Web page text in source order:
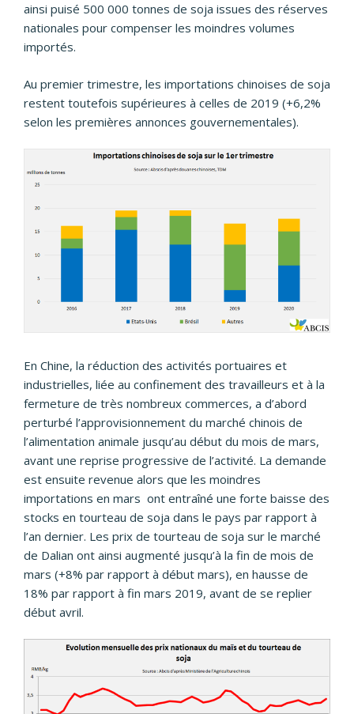
ainsi puisé 500 000 tonnes de soja issues des réserves
nationales pour compenser les moindres volumes
importés.
Au premier trimestre, les importations chinoises de soja
restent toutefois supérieures à celles de 2019 (+6,2%
selon les premières annonces gouvernementales).
En Chine, la réduction des activités portuaires et
industrielles, liée au confinement des travailleurs et à la
fermeture de très nombreux commerces, a d’abord
perturbé l’approvisionnement du marché chinois de
l’alimentation animale jusqu’au début du mois de mars,
avant une reprise progressive de l’activité. La demande
est ensuite revenue alors que les moindres
importations en mars ont entraîné une forte baisse des
stocks en tourteau de soja dans le pays par rapport à
l’an dernier. Les prix de tourteau de soja sur le marché
de Dalian ont ainsi augmenté jusqu’à la fin de mois de
mars (+8% par rapport à début mars), en hausse de
18% par rapport à fin mars 2019, avant de se replier
début avril.